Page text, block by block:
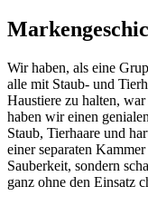
Wir haben, als eine
alle mit Staub- und
Haustiere zu halten,
haben wir einen
Staub, Tierhaare und
einer separaten
Sauberkeit, sondern
ganz ohne den Einsatz